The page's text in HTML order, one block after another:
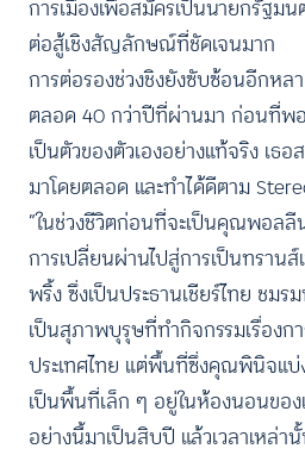
การเมืองเพื่อสมัครเป็นนายกรัฐมน
ต่อสู้เชิงสัญลักษณ์ที่ชัดเจนมาก
การต่อรองช่วงชิงยังซับซ้อนอีกหล
ตลอด 40 กว่าปีที่ผ่านมา ก่อนที่พ
เป็นตัวของตัวเองอย่างแท้จริง เธ
มาโดยตลอด และทำได้ดีตาม
“ในช่วงชีวิตก่อนที่จะเป็นคุณพอล
การเปลี่ยนผ่านไปสู่การเป็นทราน
พริ้ง ซึ่งเป็นประธานเชียร์ไทย ชมร
เป็นสุภาพบุรุษที่ทำกิจกรรมเรื่องก
ประเทศไทย แต่พื้นที่ซึ่งคุณพินิจแ
เป็นพื้นที่เล็ก ๆ อยู่ในห้องนอนขอ
อย่างนี้มาเป็นสิบปี แล้วเวลาเหล่า